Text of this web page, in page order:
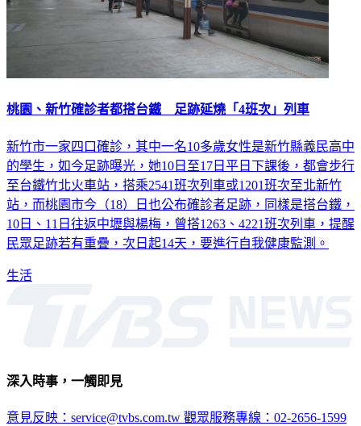
桃園、新竹確診者都搭台鐵 足跡延燒「4班次」列車
新竹市一家四口確診，其中一名10多歲女性是新竹縣義民高中
的學生，如今足跡曝光，她10日至17日平日下課後，都會步行
至台鐵竹北火車站，搭乘2541班次列車或1201班次至北新竹
站，而桃園市今（18）日也公布確診者足跡，同樣是搭台鐵，
10日、11日往返中壢與楊梅，曾搭1263、4221班次列車，提醒
民眾足跡若有重疊，次日起14天，要進行自我健康監測。
生活
深入時事，一觸即見
意見反映：service@tvbs.com.tw 觀眾服務專線：02-2656-1599